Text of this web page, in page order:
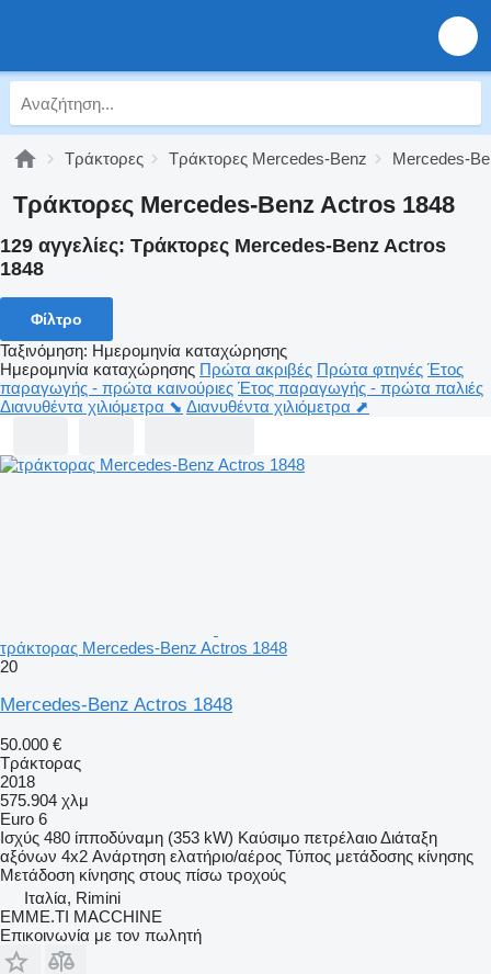
Τράκτορες Τράκτορες Mercedes-Benz Mercedes-
Τράκτορες Mercedes-Benz Actros 1848
129 αγγελίες: Τράκτορες Mercedes-Benz Actros
1848
Φίλτρο
Ταξινόμηση: Ημερομηνία καταχώρησης
Ημερομηνία καταχώρησης Πρώτα ακριβές Πρώτα φτηνές Έτος
παραγωγής - πρώτα καινούριες Έτος παραγωγής - πρώτα παλιές
Διανυθέντα χιλιόμετρα ⬊ Διανυθέντα χιλιόμετρα ⬈
τράκτορας Mercedes-Benz Actros 1848
20
Mercedes-Benz Actros 1848
50.000 €
Τράκτορας
2018
575.904 χλμ
Euro 6
Ισχύς 480 ίπποδύναμη (353 kW) Καύσιμο πετρέλαιοΔιάταξη
αξόνων 4x2 Ανάρτηση ελατήριο/αέρος Τύπος μετάδοσης κίνησης
Μετάδοση κίνησης στους πίσω τροχούς
Ιταλία, Rimini
EMME.TI MACCHINE
Επικοινωνία με τον πωλητή